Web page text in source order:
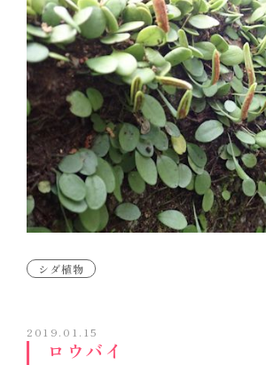
シダ植物
2019.01.15
ロウバイ